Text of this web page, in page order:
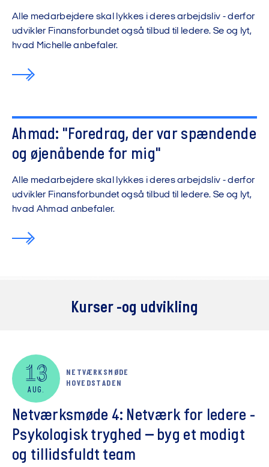
cookies.
Alle medarbejdere skal lykkes i deres arbejdsliv - derfor
udvikler Finansforbundet også tilbud til ledere. Se og lyt,
hvad Michelle anbefaler.
Vi må desværre ikke vise dig videoen,
før du har accepteret funktionelle
cookies.
Ahmad: "Foredrag, der var spændende
og øjenåbende for mig"
Alle medarbejdere skal lykkes i deres arbejdsliv - derfor
udvikler Finansforbundet også tilbud til ledere. Se og lyt,
hvad Ahmad anbefaler.
Kurser -og udvikling
13
AUG.
NETVÆRKSMØDE
HOVEDSTADEN
Netværksmøde 4: Netværk for ledere -
Psykologisk tryghed – byg et modigt
og tillidsfuldt team